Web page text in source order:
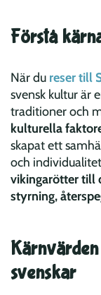
Förstå
När du reser till
svensk kultur är
traditioner och
kulturella
skapat ett
och
vikingarötter till
styrning,
svenskar